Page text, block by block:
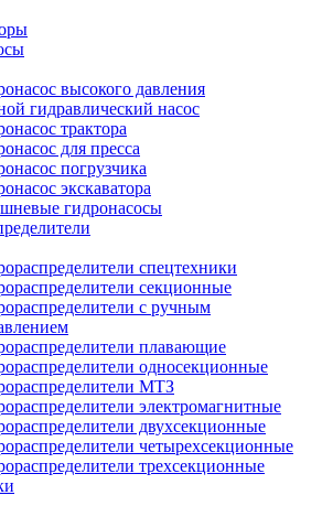
высокого давления
гидравлический насос
трактора
для пресса
погрузчика
экскаватора
гидронасосы
спецтехники
секционные
с ручным
плавающие
односекционные
МТЗ
электромагнитные
двухсекционные
четырехсекционные
трехсекционные